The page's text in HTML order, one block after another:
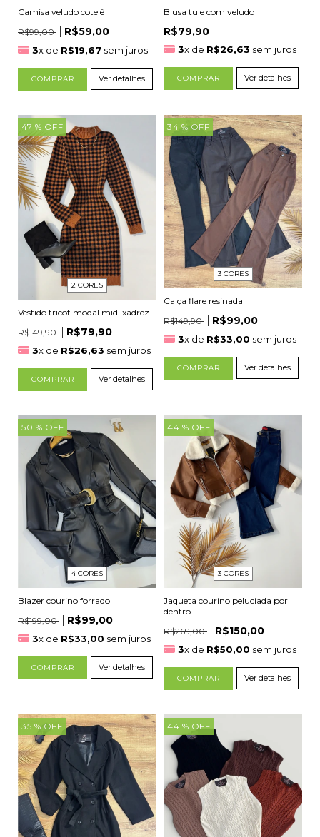
Camisa veludo cotelê
R$99,00
R$59,00
3x de R$19,67 sem juros
COMPRAR Ver detalhes
Blusa tule com veludo
R$79,90
3x de R$26,63 sem juros
COMPRAR Ver detalhes
47 % OFF
2 CORES
Vestido tricot modal midi xadrez
R$149,90
R$79,90
3x de R$26,63 sem juros
COMPRAR Ver detalhes
34 % OFF
3 CORES
Calça flare resinada
R$149,90
R$99,00
3x de R$33,00 sem juros
COMPRAR Ver detalhes
50 % OFF
4 CORES
Blazer courino forrado
R$199,00
R$99,00
3x de R$33,00 sem juros
COMPRAR Ver detalhes
44 % OFF
3 CORES
Jaqueta courino peluciada por
dentro
R$269,00
R$150,00
3x de R$50,00 sem juros
COMPRAR Ver detalhes
35 % OFF 44 % OFF